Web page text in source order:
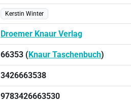
Kerstin Winter
Droemer Knaur Verlag
66353 ( Knaur Taschenbuch)
3426663538
9783426663530